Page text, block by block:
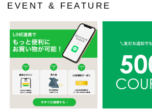
EVENT & FEATURE